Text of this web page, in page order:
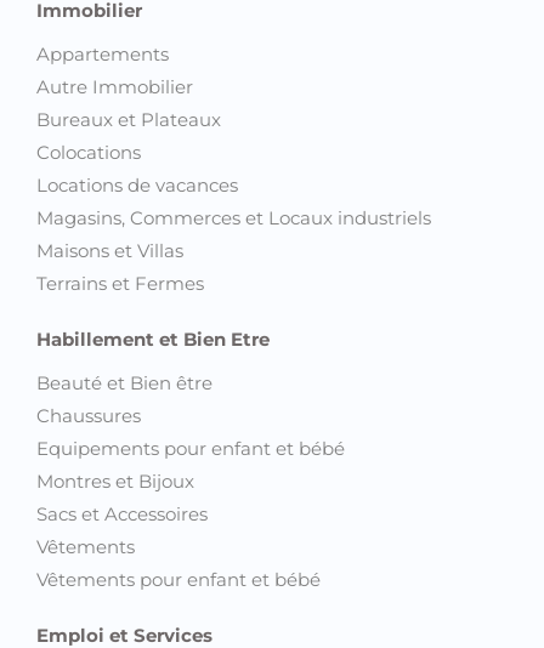
Immobilier
Appartements
Autre Immobilier
Bureaux et Plateaux
Colocations
Locations de vacances
Magasins, Commerces et Locaux industriels
Maisons et Villas
Terrains et Fermes
Habillement et Bien Etre
Beauté et Bien être
Chaussures
Equipements pour enfant et bébé
Montres et Bijoux
Sacs et Accessoires
Vêtements
Vêtements pour enfant et bébé
Emploi et Services